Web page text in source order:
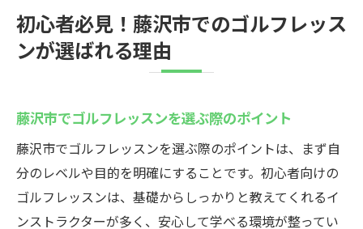
初心者必見！藤沢市でのゴルフレッス
ンが選ばれる理由
藤沢市でゴルフレッスンを選ぶ際のポイント
藤沢市でゴルフレッスンを選ぶ際のポイントは、まず自
分のレベルや目的を明確にすることです。初心者向けの
ゴルフレッスンは、基礎からしっかりと教えてくれるイ
ンストラクターが多く、安心して学べる環境が整ってい